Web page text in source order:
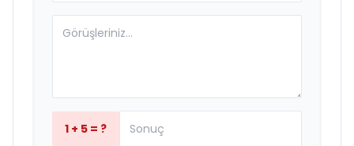
1 + 5 = ?